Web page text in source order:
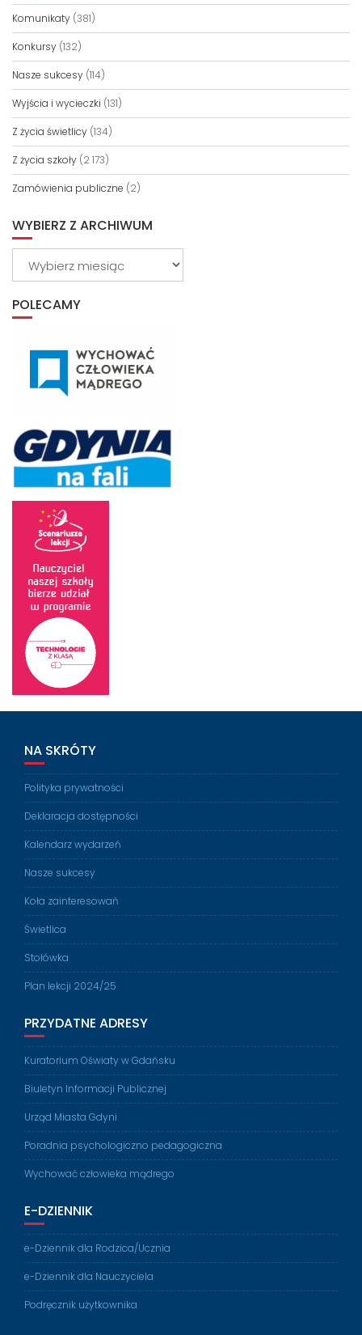
Komunikaty (381)
Konkursy (132)
Nasze sukcesy (114)
Wyjścia i wycieczki (131)
Z życia świetlicy (134)
Z życia szkoły (2 173)
Zamówienia publiczne (2)
WYBIERZ Z ARCHIWUM
POLECAMY
NA SKRÓTY
Polityka prywatności
Deklaracja dostępności
Kalendarz wydarzeń
Nasze sukcesy
Koła zainteresowań
Świetlica
Stołówka
Plan lekcji 2024/25
PRZYDATNE ADRESY
Kuratorium Oświaty w Gdańsku
Biuletyn Informacji Publicznej
Urząd Miasta Gdyni
Poradnia psychologiczno pedagogiczna
Wychować człowieka mądrego
E-DZIENNIK
e-Dziennik dla Rodzica/Ucznia
e-Dziennik dla Nauczyciela
Podręcznik użytkownika